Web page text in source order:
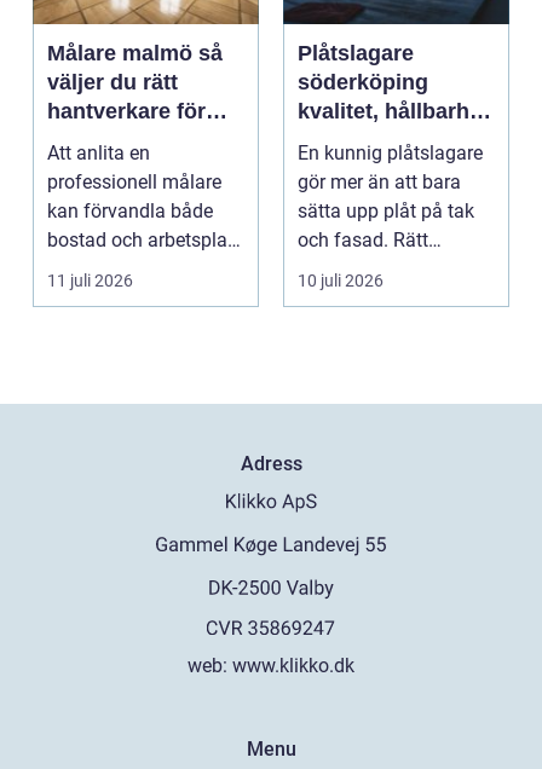
Målare malmö så
väljer du rätt
hantverkare för
hem och företag
Att anlita en
professionell målare
kan förvandla både
bostad och arbetsplats
på kort tid. Färger, yt...
11 juli 2026
Plåtslagare
söderköping
kvalitet, hållbarhet
och tryggt
takarbete
En kunnig plåtslagare
gör mer än att bara
sätta upp plåt på tak
och fasad. Rätt
plåtarbeten skyddar ...
10 juli 2026
Adress
web: www.klikko.dk
Menu